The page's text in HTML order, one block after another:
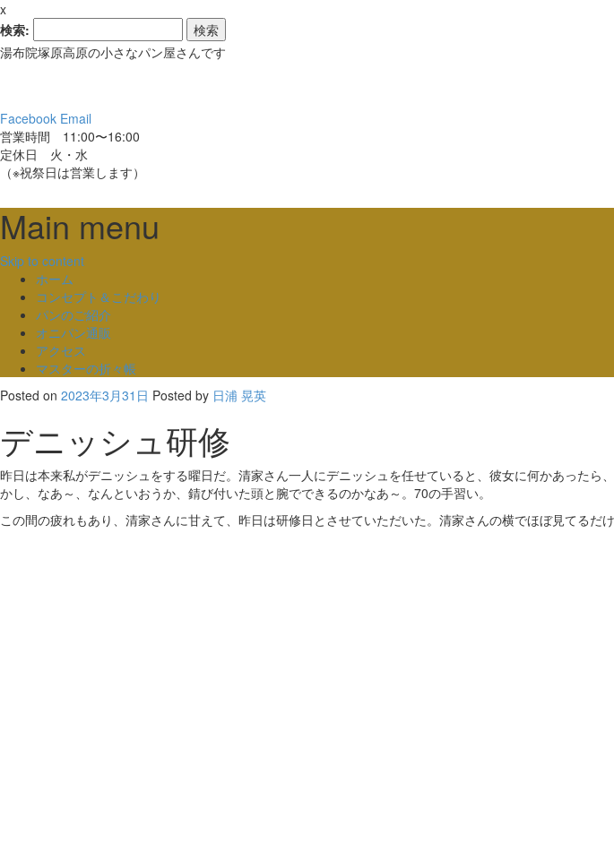
x
検索:
湯布院塚原高原の小さなパン屋さんです
Facebook Email
営業時間 11:00〜16:00
定休日 火・水
（※祝祭日は営業します）
Main menu
Skip to content
ホーム
コンセプト＆こだわり
パンのご紹介
オニパン通販
アクセス
マスターの折々帳
Posted on 2023年3月31日 Posted by 日浦 晃英
デニッシュ研修
昨日は本来私がデニッシュをする曜日だ。清家さん一人にデニッシュを任せていると、彼女に何かあった
かし、なあ～、なんといおうか、錆び付いた頭と腕でできるのかなあ～。70の手習い。
この間の疲れもあり、清家さんに甘えて、昨日は研修日とさせていただいた。清家さんの横でほぼ見てるだ